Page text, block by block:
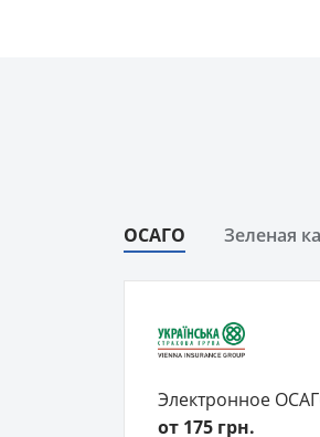
ОСАГО Зеленая
Электронное
от 175 грн.